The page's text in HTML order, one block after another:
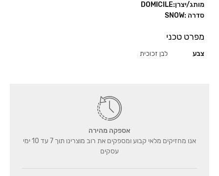
IT30מותג/יצרן:DOMICILE
סדרה :SNOW
מפרט טכני
צבע לבן זכוכית
אספקה מהירה
אנו מחזיקים מלאי קבוע ומספקים את רוב מוצרינו תוך 7 עד 10 ימי
עסקים